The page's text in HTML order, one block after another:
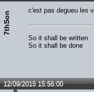
7thSon
c'est pas degueu les
So it shall be written
So it shall be done
12/09/2015 15:56:00